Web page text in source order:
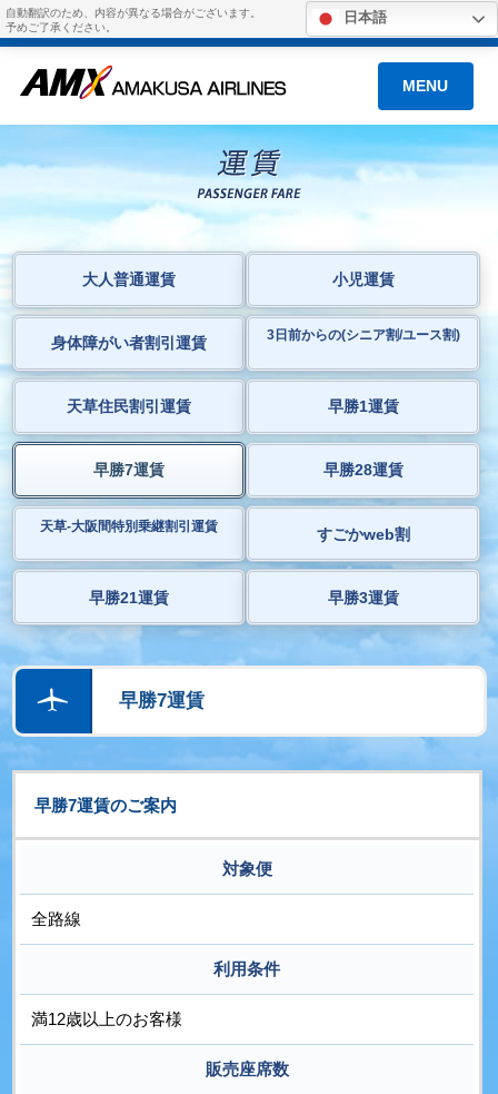
自動翻訳のため、内容が異なる場合がございます。
予めご了承ください。
日本語
MENU
大人普通運賃 小児運賃
身体障がい者割引運賃 3日前からの(シニア割/ユース割)
天草住民割引運賃 早勝1運賃
早勝7運賃 早勝28運賃
天草-大阪間特別乗継割引運賃 すごかweb割
早勝21運賃 早勝3運賃
早勝7運賃
早勝7運賃のご案内
対象便
全路線
利用条件
満12歳以上のお客様
販売座席数